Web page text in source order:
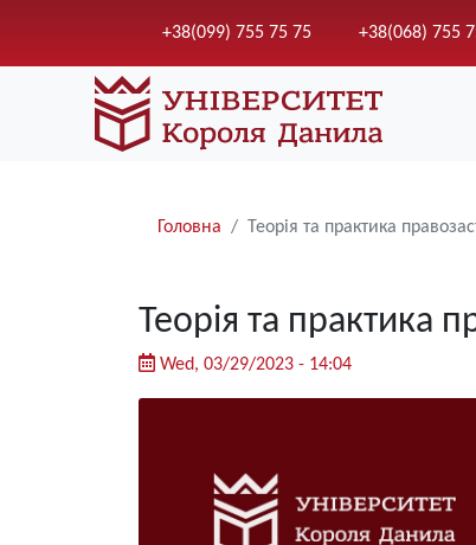
+38(099) 755 75 75 +38(068) 755
Рядки
Головна Теорія та практика
Теорія та практика
Wed, 03/29/2023 - 14:04